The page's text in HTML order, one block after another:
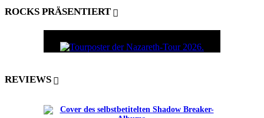
ROCKS PRÄSENTIERT
REVIEWS